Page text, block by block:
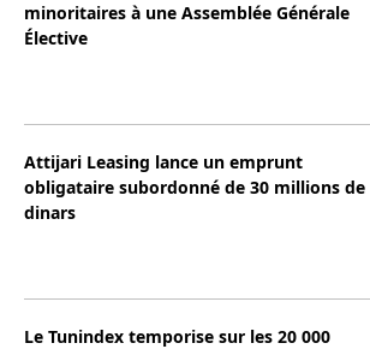
minoritaires à une Assemblée Générale
Élective
Attijari Leasing lance un emprunt
obligataire subordonné de 30 millions de
dinars
Le Tunindex temporise sur les 20 000